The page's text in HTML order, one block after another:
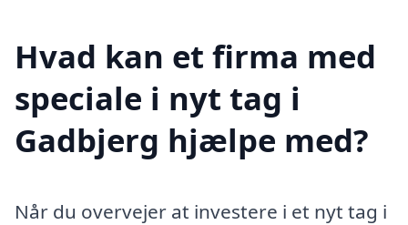
Hvad kan et firma med
speciale i nyt tag i
Gadbjerg hjælpe med?
Når du overvejer at investere i et nyt tag i